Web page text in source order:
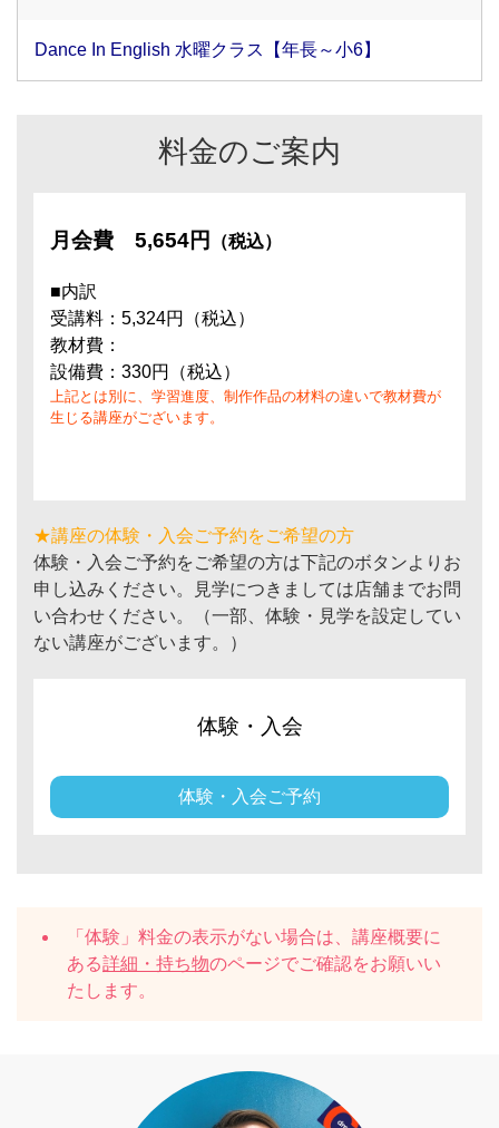
Dance In English 水曜クラス【年長～小6】
料金のご案内
月会費 5,654円 （税込）
■内訳
受講料：5,324円（税込）
教材費：
設備費：330円（税込）
上記とは別に、学習進度、制作作品の材料の違いで教材費が
生じる講座がございます。
★講座の体験・入会ご予約をご希望の方
体験・入会ご予約をご希望の方は下記のボタンよりお
申し込みください。見学につきましては店舗までお問
い合わせください。（一部、体験・見学を設定してい
ない講座がございます。）
体験・入会
体験・入会ご予約
「体験」料金の表示がない場合は、講座概要に
ある詳細・持ち物のページでご確認をお願いい
たします。